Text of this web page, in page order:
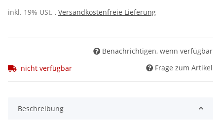
inkl. 19% USt. , Versandkostenfreie Lieferung
Benachrichtigen, wenn verfügbar
nicht verfügbar
Frage zum Artikel
Beschreibung